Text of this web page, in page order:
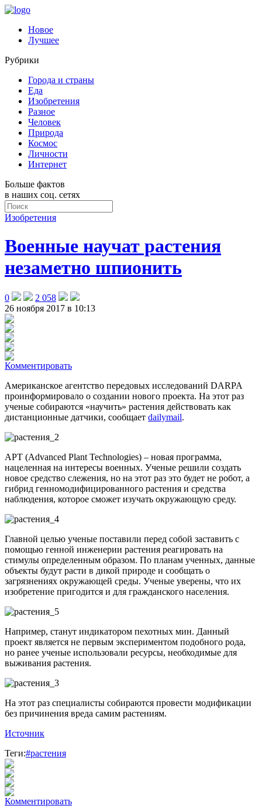
Новое
Лучшее
Рубрики
Города и страны
Еда
Изобретения
Разное
Человек
Природа
Космос
Личности
Интернет
Больше фактов
в наших соц. сетях
Изобретения
Военные научат растения
незаметно шпионить
0
2 058
26 ноября 2017 в 10:13
Комментировать
Американское агентство передовых исследований DARPA
проинформировало о создании нового проекта. На этот раз
ученые собираются «научить» растения действовать как
дистанционные датчики, сообщает dailymail.
APT (Advanced Plant Technologies) – новая программа,
нацеленная на интересы военных. Ученые решили создать
новое средство слежения, но на этот раз это будет не робот, а
гибрид генномодифицированного растения и средства
наблюдения, которое сможет изучать окружающую среду.
Главной целью ученые поставили перед собой заставить с
помощью генной инженерии растения реагировать на
стимулы определенным образом. По планам ученных, данные
объекты будут расти в дикой природе и сообщать о
загрязнениях окружающей среды. Ученые уверены, что их
изобретение пригодится и для гражданского населения.
Например, станут индикатором пехотных мин. Данный
проект является не первым экспериментом подобного рода,
но ранее ученые использовали ресурсы, необходимые для
выживания растения.
На этот раз специалисты собираются провести модификации
без причинения вреда самим растениям.
Источник
Теги:#растения
Комментировать